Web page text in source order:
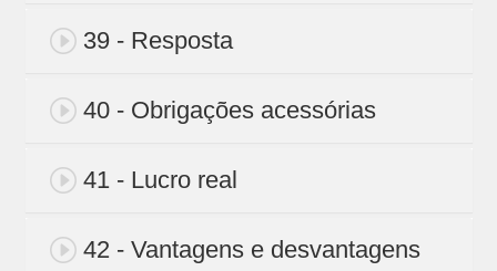
39 - Resposta
40 - Obrigações acessórias
41 - Lucro real
42 - Vantagens e desvantagens